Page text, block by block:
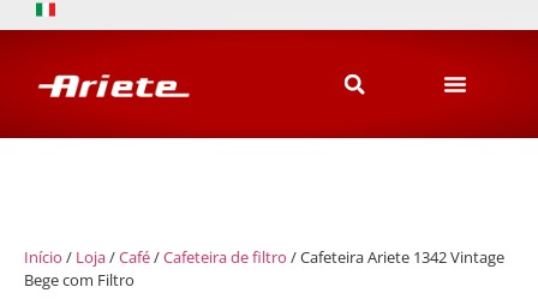
Início / Loja/Café/Cafeteira de filtro / Cafeteira Ariete 1342 Vintage
Bege com Filtro